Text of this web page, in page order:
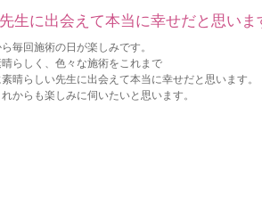
生に出会えて本当に幸せだと思いま
毎回施術の日が楽しみです。
らしく、色々な施術をこれまで
晴らしい先生に出会えて本当に幸せだと思います。
からも楽しみに伺いたいと思います。